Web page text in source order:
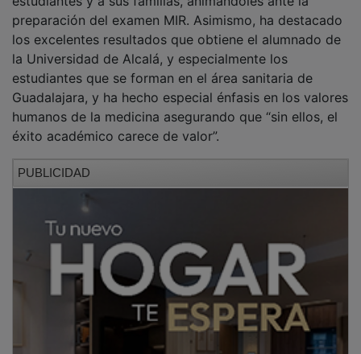
preparación del examen MIR. Asimismo, ha destacado
los excelentes resultados que obtiene el alumnado de
la Universidad de Alcalá, y especialmente los
estudiantes que se forman en el área sanitaria de
Guadalajara, y ha hecho especial énfasis en los valores
humanos de la medicina asegurando que “sin ellos, el
éxito académico carece de valor”.
Durante el acto, en el que los recién graduados han
acudido acompañados por sus familias, se han
sucedido las intervenciones de algunos profesores que
han formado y acompañado a este
alumnado durante sus prácticas. En concreto, han
intervenido los jefes de los servicios de Gine-cología y
Obstetricia y de Pediatría del centro hospitalario
guadalajareño, María Jesús Cancelo y Alfonso